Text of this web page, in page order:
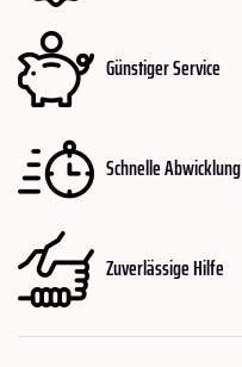
Günstiger Service
Schnelle Abwicklung
Zuverlässige Hilfe